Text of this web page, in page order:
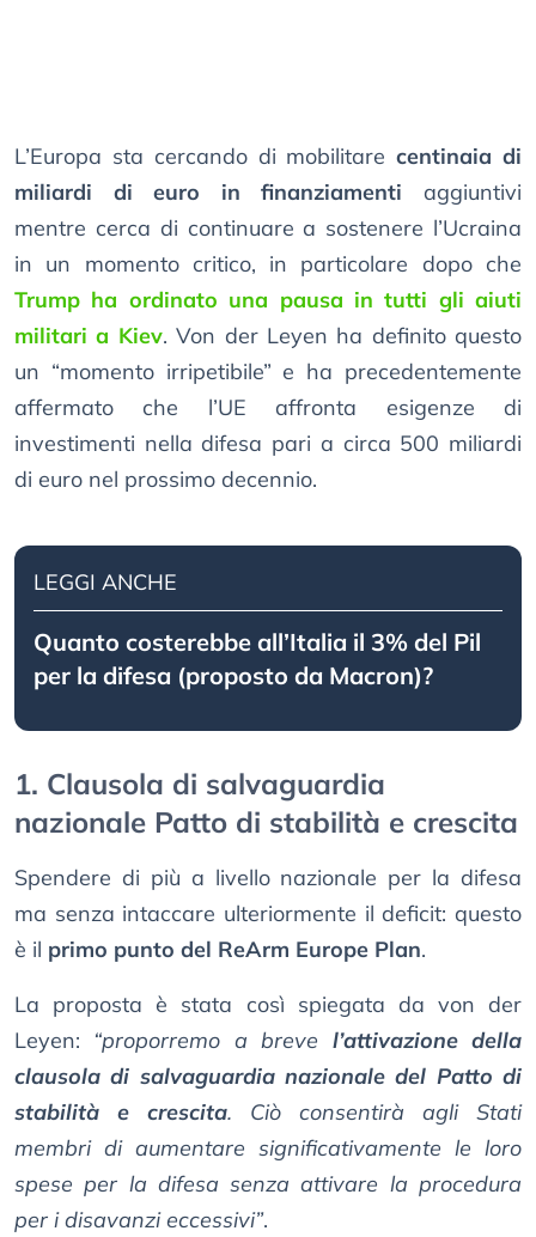
L’Europa sta cercando di mobilitarecentinaia di
miliardi di euro in finanziamenti aggiuntivi
mentre cerca di continuare a sostenere l’Ucraina
in un momento critico, in particolare dopo che
Trump ha ordinato una pausa in tutti gli aiuti
militari a Kiev. Von der Leyen ha definito questo
un “momento irripetibile” e ha precedentemente
affermato che l’UE affronta esigenze di
investimenti nella difesa pari a circa 500 miliardi
di euro nel prossimo decennio.
LEGGI ANCHE
Quanto costerebbe all’Italia il 3% del Pil
per la difesa (proposto da Macron)?
1. Clausola di salvaguardia
nazionale Patto di stabilità e crescita
Spendere di più a livello nazionale per la difesa
ma senza intaccare ulteriormente il deficit: questo
è il primo punto del ReArm Europe Plan.
La proposta è stata così spiegata da von der
Leyen: “proporremo a breve l’attivazione della
clausola di salvaguardia nazionale del Patto di
stabilità e crescita. Ciò consentirà agli Stati
membri di aumentare significativamente le loro
spese per la difesa senza attivare la procedura
per i disavanzi eccessivi”.